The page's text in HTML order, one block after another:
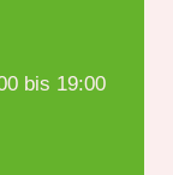
bis 19:00